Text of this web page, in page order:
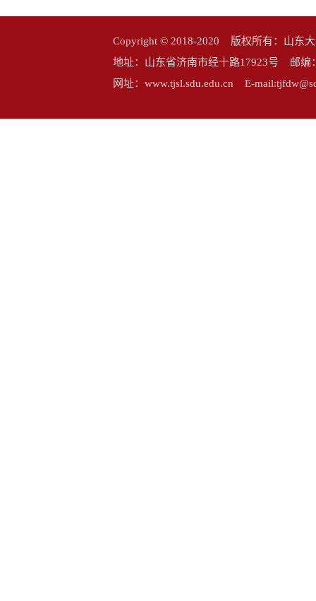
Copyright © 2018-2020 版权所有：山东
地址：山东省济南市经十路17923号 邮
网址：www.tjsl.sdu.edu.cn E-